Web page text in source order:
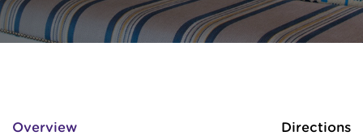
Overview Directions